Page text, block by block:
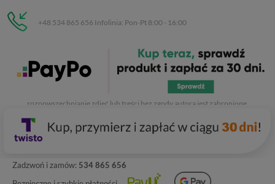
Zadzwoń i zamów: 534 865 656
+48 534 865 656 Infolinia: Pon-Pt 8:00 - 16:00
C.H. Respan, Rejtana 53a/250
35-326 Rzeszów
. Kopiowanie, przetwarzanie,
rozpowszechnianie zdjęć lub treści bez zgody autora jest zabronione.